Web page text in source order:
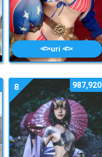
𓆟uri 𓆟
8 987,920